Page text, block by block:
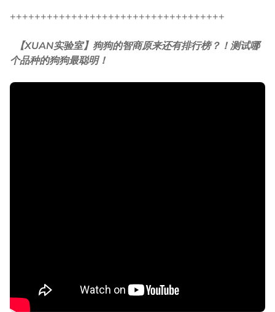
+++++++++++++++++++++++++++++++++++
【XUAN实验室】狗狗的智商原来还有排行榜？！测试哪
个品种的狗狗最聪明！